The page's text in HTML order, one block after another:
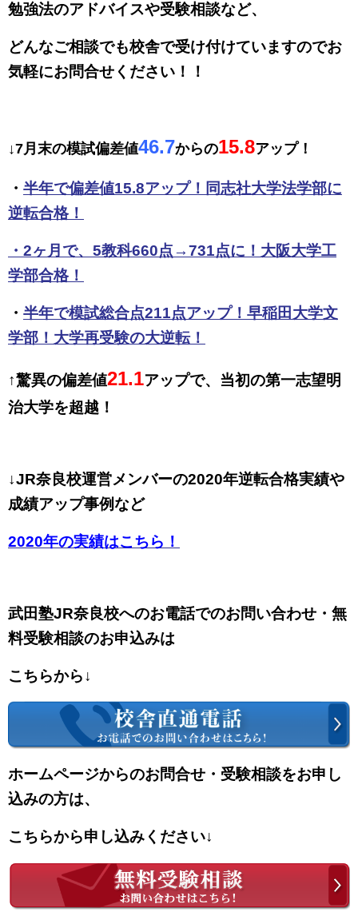
勉強法のアドバイスや受験相談など、
どんなご相談でも校舎で受け付けていますのでお
気軽にお問合せください！！
↓7月末の模試偏差値46.7からの15.8アップ！
・ 半年で偏差値15.8アップ！同志社大学法学部に
逆転合格！
・ 2ヶ月で、5教科660点→731点に！大阪大学工
学部合格！
・ 半年で模試総合点211点アップ！早稲田大学文
学部！大学再受験の大逆転！
↑驚異の偏差値21.1アップで、当初の第一志望明
治大学を超越！
↓JR奈良校運営メンバーの2020年逆転合格実績や
成績アップ事例など
2020年の実績はこちら！
武田塾JR奈良校へのお電話でのお問い合わせ・無
料受験相談のお申込みは
こちらから↓
ホームページからのお問合せ・受験相談をお申し
込みの方は、
こちらから申し込みください↓